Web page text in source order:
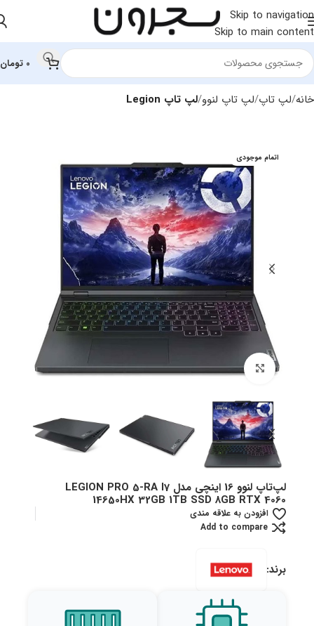
Skip to navigation
Skip to main content
0 تومان
خانه لپ تاپ لپ‌ تاپ لنوو لپ تاپ Legion
اتمام موجودی
بزرگنمایی تصویر
لپ‌تاپ لنوو 16 اینچی مدل LEGION PRO 5-RA I7
14650HX 32GB 1TB SSD 8GB RTX 4060
افزودن به علاقه مندی
Add to compare
برند: